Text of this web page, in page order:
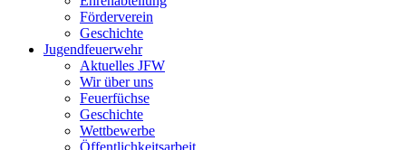
Förderverein
Geschichte
Jugendfeuerwehr
Aktuelles JFW
Wir über uns
Feuerfüchse
Geschichte
Wettbewerbe
Öffentlichkeitsarbeit